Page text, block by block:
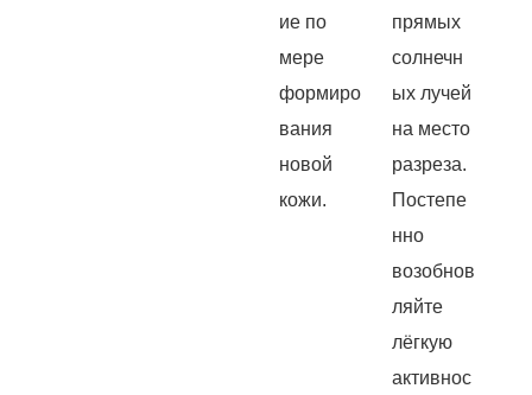
ие по
мере
формиро
вания
новой
кожи.
прямых
солнечн
ых лучей
на место
разреза.
Постепе
нно
возобнов
ляйте
лёгкую
активнос